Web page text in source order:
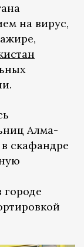
на вирус,
Алма-
скафандре
городе